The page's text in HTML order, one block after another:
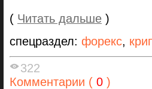
( Читать дальше )
спецраздел: форекс,
322
Комментарии ( 0 )